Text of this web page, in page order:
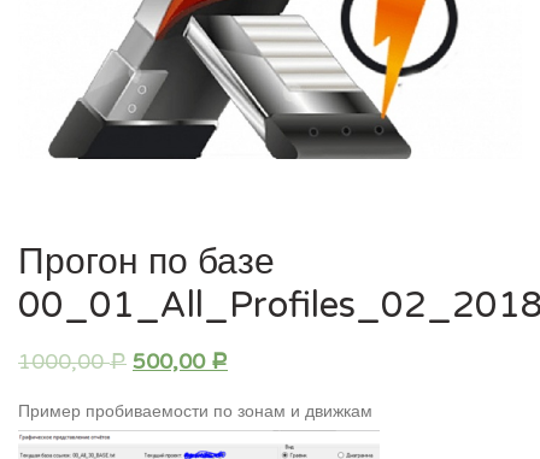
Прогон по базе
1000,00Р 500,00 Р
Пример пробиваемости по зонам и движкам